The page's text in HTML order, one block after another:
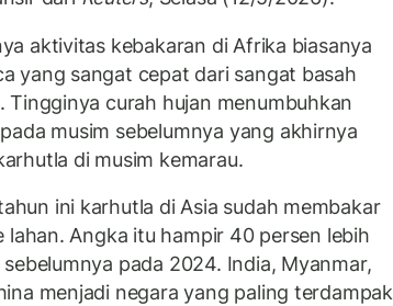
aktivitas kebakaran di Afrika biasanya
yang sangat cepat dari sangat basah
Tingginya curah hujan menumbuhkan
musim sebelumnya yang akhirnya
di musim kemarau.
ini karhutla di Asia sudah membakar
Angka itu hampir 40 persen lebih
pada 2024. India, Myanmar,
menjadi negara yang paling terdampak